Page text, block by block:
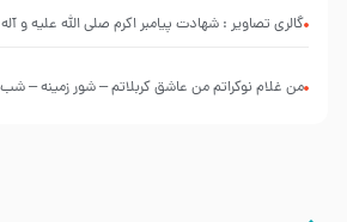
گالری تصاویر : شهادت پیامبر اکرم صلی الله علیه و آله